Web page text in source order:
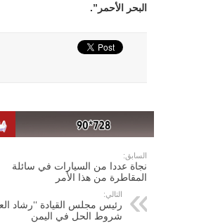
البحر الأحمر”.
السابق:
نجاة عددا من السيارات في سائلة
المقاطرة من هذا الأمر
التالي:
رئيس مجلس القيادة ‘‘رشاد
شروط الحل في اليمن